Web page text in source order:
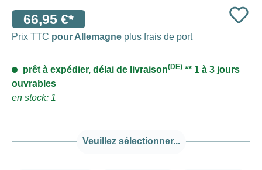
66,95 €*
Prix TTC pour Allemagne plus frais de port
prêt à expédier, délai de livraison(DE) ** 1 à 3 jours
ouvrables
en stock: 1
Veuillez sélectionner...